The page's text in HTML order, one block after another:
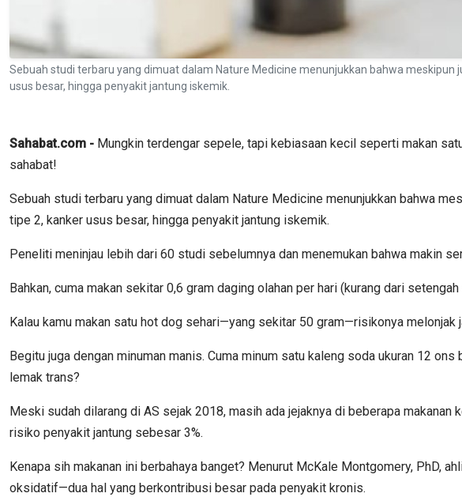
Sebuah studi terbaru yang dimuat dalam Nature Medicine menunjukkan bahwa
usus besar, hingga penyakit jantung iskemik.
Sahabat.com - Mungkin terdengar sepele, tapi kebiasaan kecil seperti makan
sahabat!
Sebuah studi terbaru yang dimuat dalam Nature Medicine menunjukkan bahwa
tipe 2, kanker usus besar, hingga penyakit jantung iskemik.
Peneliti meninjau lebih dari 60 studi sebelumnya dan menemukan bahwa makin
Bahkan, cuma makan sekitar 0,6 gram daging olahan per hari (kurang dari
Kalau kamu makan satu hot dog sehari—yang sekitar 50 gram—risikonya
Begitu juga dengan minuman manis. Cuma minum satu kaleng soda ukuran 12
lemak trans?
Meski sudah dilarang di AS sejak 2018, masih ada jejaknya di beberapa
risiko penyakit jantung sebesar 3%.
Kenapa sih makanan ini berbahaya banget? Menurut McKale Montgomery, PhD,
oksidatif—dua hal yang berkontribusi besar pada penyakit kronis.